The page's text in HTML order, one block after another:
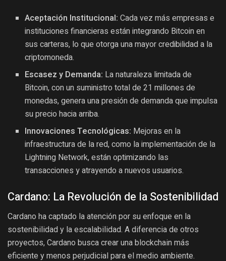
Aceptación Institucional: Cada vez más empresas e
instituciones financieras están integrando Bitcoin en
sus carteras, lo que otorga una mayor credibilidad a la
criptomoneda.
Escasez y Demanda: La naturaleza limitada de
Bitcoin, con un suministro total de 21 millones de
monedas, genera una presión de demanda que impulsa
su precio hacia arriba.
Innovaciones Tecnológicas: Mejoras en la
infraestructura de la red, como la implementación de la
Lightning Network, están optimizando las
transacciones y atrayendo a nuevos usuarios.
Cardano: La Revolución de la Sostenibilidad
Cardano ha captado la atención por su enfoque en la
sostenibilidad y la escalabilidad. A diferencia de otros
proyectos, Cardano busca crear una blockchain más
eficiente y menos perjudicial para el medio ambiente.